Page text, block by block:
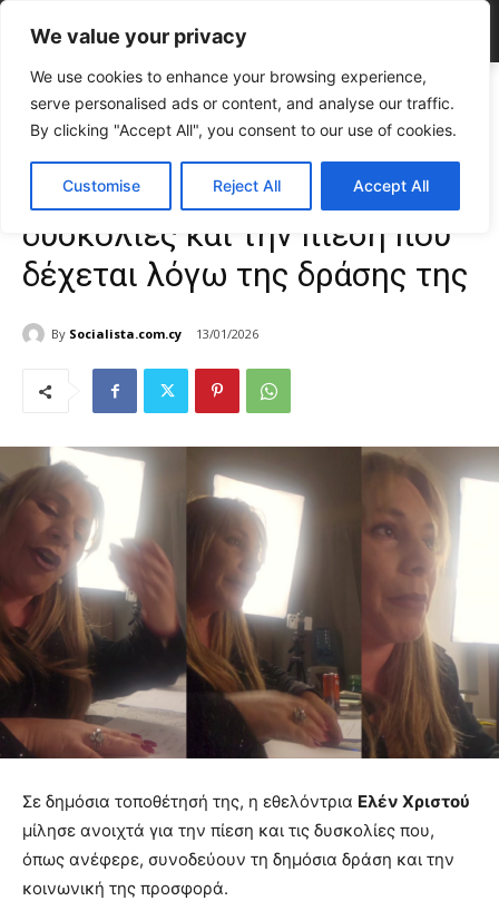
We value your privacy
We use cookies to enhance your browsing experience,
serve personalised ads or content, and analyse our traffic.
By clicking "Accept All", you consent to our use of cookies.
Customise Reject All Accept All
Home TOP NEWS
Η Ελέν Χριστού μιλά για τις δυσκολίες και την
πίεση που δέχεται...
Η Ελέν Χριστού μιλά για τις
δυσκολίες και την πίεση που
δέχεται λόγω της δράσης της
By Socialista.com.cy 13/01/2026
Σε δημόσια τοποθέτησή της, η εθελόντρια Ελέν Χριστού
μίλησε ανοιχτά για την πίεση και τις δυσκολίες που,
όπως ανέφερε, συνοδεύουν τη δημόσια δράση και την
κοινωνική της προσφορά.